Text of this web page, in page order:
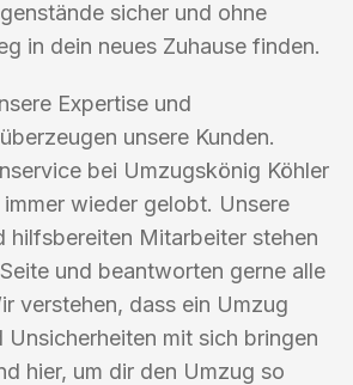
sicher und ohne
in dein neues Zuhause finden.
Expertise und
unsere Kunden.
bei Umzugskönig Köhler
wieder gelobt. Unsere
hilfsbereiten Mitarbeiter stehen
und beantworten gerne alle
verstehen, dass ein Umzug
Unsicherheiten mit sich bringen
hier, um dir den Umzug so